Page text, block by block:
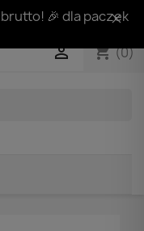
brutto! 🎉 dla paczek
shopping_cart(0)
